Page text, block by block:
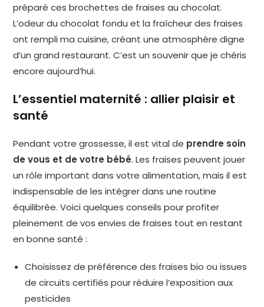
préparé ces brochettes de fraises au chocolat.
L’odeur du chocolat fondu et la fraîcheur des fraises
ont rempli ma cuisine, créant une atmosphère digne
d’un grand restaurant. C’est un souvenir que je chéris
encore aujourd’hui.
L’essentiel maternité : allier plaisir et
santé
Pendant votre grossesse, il est vital de prendre soin
de vous et de votre bébé. Les fraises peuvent jouer
un rôle important dans votre alimentation, mais il est
indispensable de les intégrer dans une routine
équilibrée. Voici quelques conseils pour profiter
pleinement de vos envies de fraises tout en restant
en bonne santé :
Choisissez de préférence des fraises bio ou issues
de circuits certifiés pour réduire l’exposition aux
pesticides